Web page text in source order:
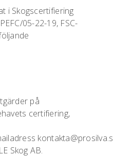
i Skogscertifiering
05-22-19, FSC-
på
certifiering,
Skog AB.